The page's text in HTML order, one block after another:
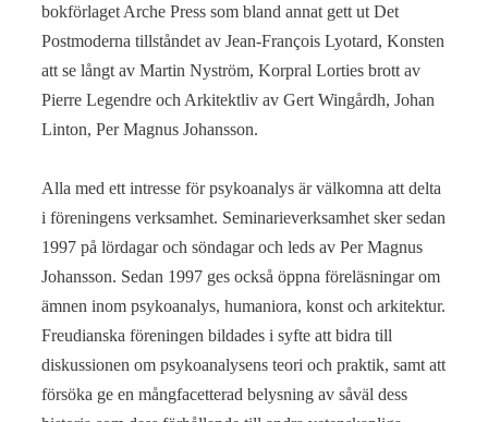
bokförlaget Arche Press som bland annat gett ut Det
Postmoderna tillståndet av Jean-François Lyotard, Konsten
att se långt av Martin Nyström, Korpral Lorties brott av
Pierre Legendre och Arkitektliv av Gert Wingårdh, Johan
Linton, Per Magnus Johansson.
Alla med ett intresse för psykoanalys är välkomna att delta
i föreningens verksamhet. Seminarieverksamhet sker sedan
1997 på lördagar och söndagar och leds av Per Magnus
Johansson. Sedan 1997 ges också öppna föreläsningar om
ämnen inom psykoanalys, humaniora, konst och arkitektur.
Freudianska föreningen bildades i syfte att bidra till
diskussionen om psykoanalysens teori och praktik, samt att
försöka ge en mångfacetterad belysning av såväl dess